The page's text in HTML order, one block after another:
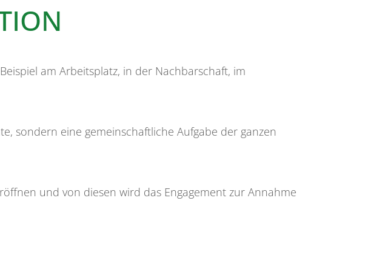
am Arbeitsplatz, in der Nachbarschaft, im
sondern eine gemeinschaftliche Aufgabe der ganzen
und von diesen wird das Engagement zur Annahme